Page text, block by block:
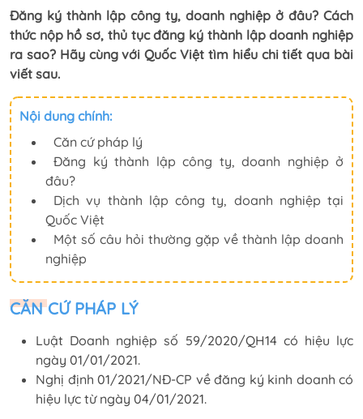
Đăng ký thành lập công ty, doanh nghiệp ở đâu? Cách
thức nộp hồ sơ, thủ tục đăng ký thành lập doanh nghiệp
ra sao? Hãy cùng với Quốc Việt tìm hiểu chi tiết qua bài
viết sau.
Nội dung chính:
Căn cứ pháp lý
Đăng ký thành lập công ty, doanh nghiệp ở
đâu?
Dịch vụ thành lập công ty, doanh nghiệp tại
Quốc Việt
Một số câu hỏi thường gặp về thành lập doanh
nghiệp
CĂN CỨ PHÁP LÝ
Luật Doanh nghiệp số 59/2020/QH14 có hiệu lực
ngày 01/01/2021.
Nghị định 01/2021/NĐ-CP về đăng ký kinh doanh có
hiệu lực từ ngày 04/01/2021.